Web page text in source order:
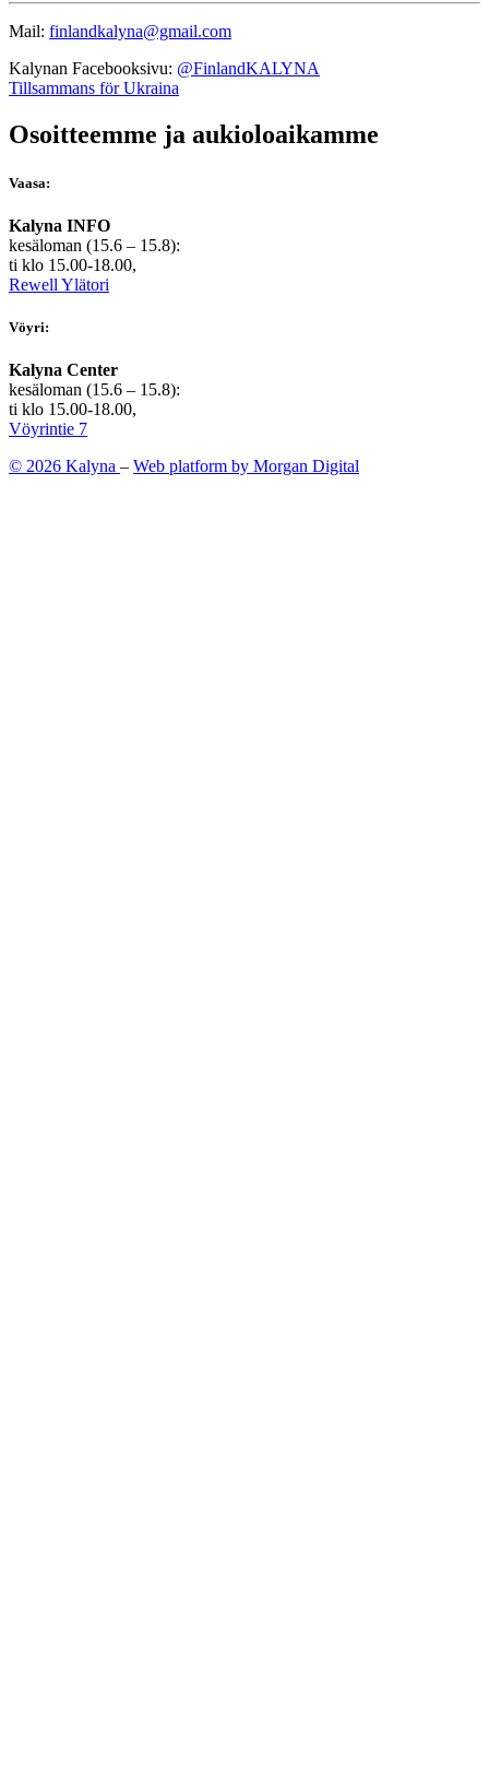
Mail: finlandkalyna@gmail.com
Kalynan Facebooksivu: @FinlandKALYNA
Tillsammans för Ukraina
Osoitteemme ja aukioloaikamme
Vaasa:
Kalyna INFO
kesäloman (15.6 – 15.8):
ti klo 15.00-18.00,
Rewell Ylätori
Vöyri:
Kalyna Center
kesäloman (15.6 – 15.8):
ti klo 15.00-18.00,
Vöyrintie 7
© 2026 Kalyna – Web platform by Morgan Digital